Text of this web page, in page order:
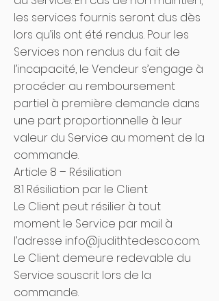
les services fournis seront dus dès
lors qu’ils ont été rendus. Pour les
Services non rendus du fait de
l’incapacité, le Vendeur s’engage à
procéder au remboursement
partiel à première demande dans
une part proportionnelle à leur
valeur du Service au moment de la
commande.
Article 8 – Résiliation
8.1 Résiliation par le Client
Le Client peut résilier à tout
moment le Service par mail à
l’adresse info@judithtedesco.com.
Le Client demeure redevable du
Service souscrit lors de la
commande.